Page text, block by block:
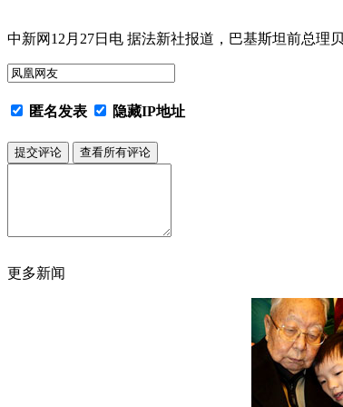
中新网12月27日电 据法新社报道，巴基斯坦前总理
匿名发表 隐藏IP地址
更多新闻